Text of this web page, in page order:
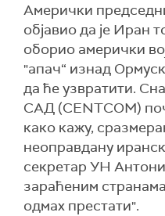
Амерички
објавио да је Иран
оборио амерички
"апач“ изнад
да ће узвратити.
САД (CENTCOM)
како кажу,
неоправдану
секретар УН
зараћеним
одмах престати".